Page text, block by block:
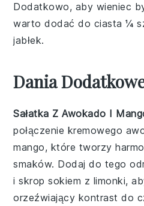
Dodatkowo, aby wieniec
warto dodać do ciasta ¼
jabłek.
Dania
Sałatka Z Awokado I
połączenie kremowego
mango, które tworzy
smaków. Dodaj do tego
i skrop sokiem z limonki,
orzeźwiający kontrast do